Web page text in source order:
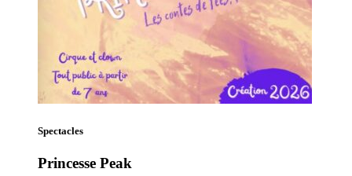
Spectacles
Princesse Peak